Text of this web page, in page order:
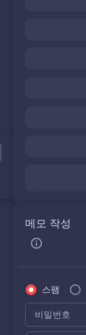
메모 작성
스팸
비밀번호